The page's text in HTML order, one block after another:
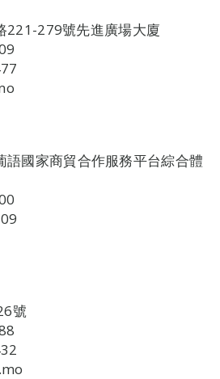
221-279號先進廣場大廈
語國家商貿合作服務平台綜合體
號